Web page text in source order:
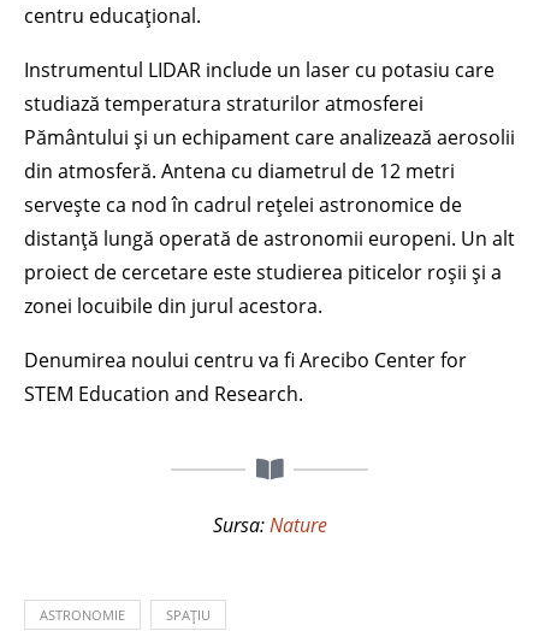
centru educațional.
Instrumentul LIDAR include un laser cu potasiu care
studiază temperatura straturilor atmosferei
Pământului și un echipament care analizează aerosolii
din atmosferă. Antena cu diametrul de 12 metri
servește ca nod în cadrul rețelei astronomice de
distanță lungă operată de astronomii europeni. Un alt
proiect de cercetare este studierea piticelor roșii și a
zonei locuibile din jurul acestora.
Denumirea noului centru va fi Arecibo Center for
STEM Education and Research.
Sursa:Nature
ASTRONOMIE SPAȚIU